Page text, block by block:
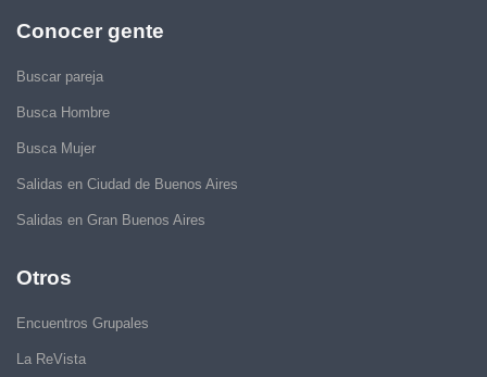
Conocer gente
Buscar pareja
Busca Hombre
Busca Mujer
Salidas en Ciudad de Buenos Aires
Salidas en Gran Buenos Aires
Otros
Encuentros Grupales
La ReVista